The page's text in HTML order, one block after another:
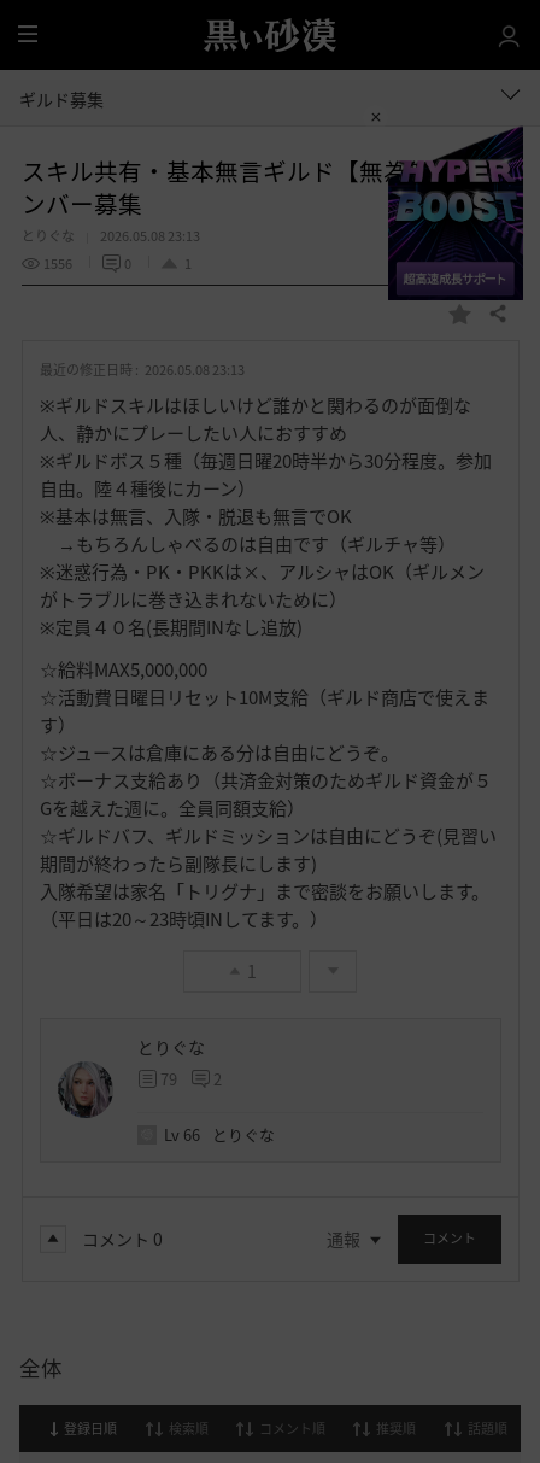
全
体
ギルド募集
スキル共有・基本無言ギルド【無為無想】メ
ンバー募集
とりぐな
2026.05.08 23:13
1556
0 1
お
入
共有する
最近の修正日時 : 2026.05.08 23:13
※ギルドスキルはほしいけど誰かと関わるのが面倒な
人、静かにプレーしたい人におすすめ
※ギルドボス５種（毎週日曜20時半から30分程度。参加
自由。陸４種後にカーン）
※基本は無言、入隊・脱退も無言でOK
→もちろんしゃべるのは自由です（ギルチャ等）
※迷惑行為・PK・PKKは×、アルシャはOK（ギルメン
がトラブルに巻き込まれないために）
※定員４０名(長期間INなし追放)
☆給料MAX5,000,000
☆活動費日曜日リセット10M支給（ギルド商店で使えま
す）
☆ジュースは倉庫にある分は自由にどうぞ。
☆ボーナス支給あり（共済金対策のためギルド資金が５
Gを越えた週に。全員同額支給）
☆ギルドバフ、ギルドミッションは自由にどうぞ(見習い
期間が終わったら副隊長にします)
入隊希望は家名「トリグナ」まで密談をお願いします。
（平日は20～23時頃INしてます。）
1
とりぐな
79 2
Lv 66 とりぐな
コメント 0 通報 コメント
全体
登録日順 検索順 コメント順 推奨順 話題順